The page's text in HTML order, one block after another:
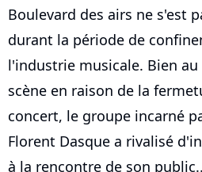
Boulevard des airs ne s'est
durant la période de
l'industrie musicale. Bien
scène en raison de la
concert, le groupe incarné
Florent Dasque a rivalisé
à la rencontre de son